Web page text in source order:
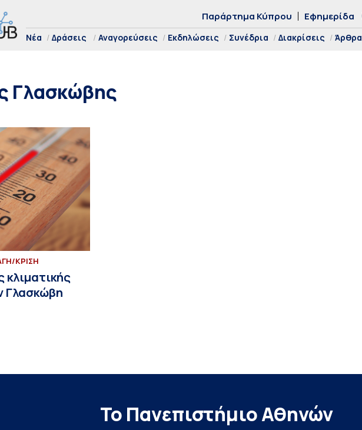
Παράρτημα Κύπρου Εφημερίδα
Νέα Δράσεις Αναγορεύσεις Εκδηλώσεις Συνέδρια Διακρίσεις Άρθρα
Γλασκώβης
ΚΡΙΣΗ
κλιματικής
Γλασκώβη
Το Πανεπιστήμιο Αθηνών